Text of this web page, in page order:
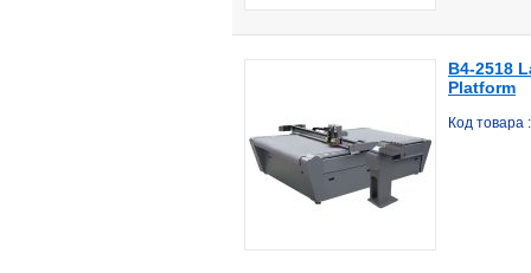
B4-2518
Platform
Код товара